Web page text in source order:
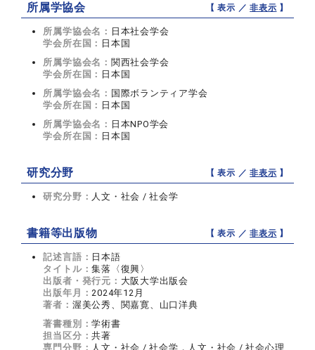
所属学協会 【 表示 ／非表示 】
所属学協会名： 日本社会学会
学会所在国： 日本国
所属学協会名： 関西社会学会
学会所在国： 日本国
所属学協会名： 国際ボランティア学会
学会所在国： 日本国
所属学協会名： 日本NPO学会
学会所在国： 日本国
研究分野 【 表示 ／非表示 】
研究分野： 人文・社会 / 社会学
書籍等出版物 【 表示 ／非表示 】
記述言語： 日本語
タイトル：集落〈復興〉
出版者・発行元： 大阪大学出版会
出版年月： 2024年12月
著者： 渥美公秀、関嘉寛、山口洋典
著書種別：学術書
担当区分：共著
専門分野： 人文・社会 / 社会学，人文・社会 / 社会心理